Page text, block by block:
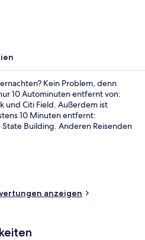
Kein Problem, denn
10 Autominuten entfernt von:
und Citi Field. Außerdem ist
10 Minuten entfernt:
Building. Anderen Reisenden
den öffentlichen Verkehrsmitteln
Minuten (U-Bahn-Station Astoria
Astoria - Ditmars Blvd.).
anzeigen